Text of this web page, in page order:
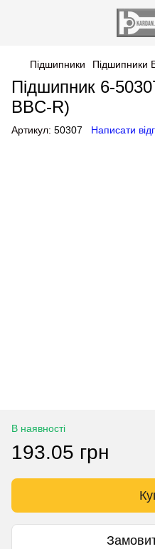
Підшипники Підшипники
Підшипник 6-
BBC-R)
Артикул: 50307 Написати
В наявності
193.05 грн